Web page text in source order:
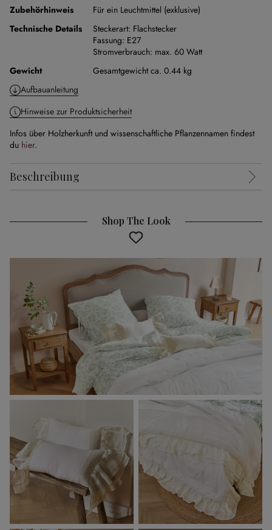
Zubehörhinweis
Für ein Leuchtmittel (exklusive)
Technische Details
Steckerart: Flachstecker
Fassung: E27
Stromverbrauch: max. 60 Watt
Gewicht
Gesamtgewicht ca. 0.44 kg
Aufbauanleitung
Hinweise zur Produktsicherheit
Infos über Holzherkunft und wissenschaftliche Pflanzennamen findest
du hier.
Beschreibung
Shop The Look